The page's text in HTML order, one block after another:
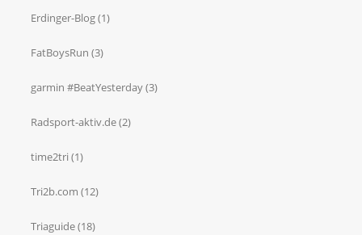
Erdinger-Blog(1)
FatBoysRun (3)
garmin #BeatYesterday(3)
Radsport-aktiv.de(2)
time2tri (1)
Tri2b.com (12)
Triaguide(18)